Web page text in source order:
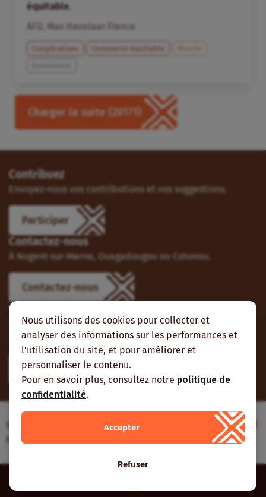
Nous utilisons des cookies pour collecter et
analyser des informations sur les performances et
l'utilisation du site, et pour améliorer et
personnaliser le contenu.
Pour en savoir plus, consultez notre politique de
confidentialité.
Accepter
Refuser
équitable.
Max Havelaar France
Coopératives Commerce équitable
Monde
Charger la suite (20171)
Contribuez
Envoyez-nous vos contributions et vos suggestions.
Participer
Contactez-nous
À Nogent-sur-Marne, Ouagadougou ou Cotonou.
Contactez-nous
Suivez-nous
Vous pouvez aussi vous abonner à nos flux RSS et nous
suivre sur les réseaux sociaux.
Site web réalisé avec le soutien de l’Agence
Française de Développement